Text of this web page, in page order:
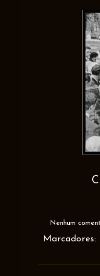
Nenhum
Marcadores: